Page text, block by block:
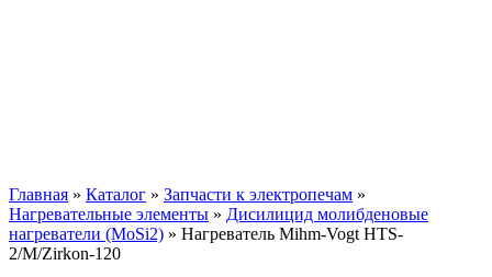
Главная » Каталог » Запчасти к электропечам »
Нагревательные элементы » Дисилицид молибденовые
нагреватели (MoSi2) » Нагреватель Mihm-Vogt HTS-
2/M/Zirkon-120